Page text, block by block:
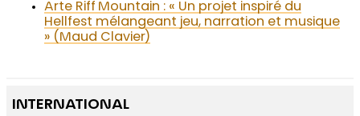
Arte Riff Mountain : « Un projet inspiré du
Hellfest mélangeant jeu, narration et musique
» (Maud Clavier)
INTERNATIONAL